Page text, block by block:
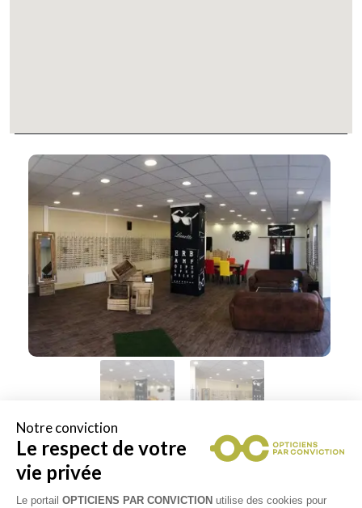
Notre conviction
Le respect de votre
vie privée
Le portail OPTICIENS PAR CONVICTION utilise des cookies pour